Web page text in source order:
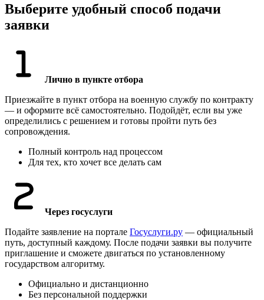
Выберите удобный способ подачи
заявки
Лично в пункте отбора
Приезжайте в пункт отбора на военную службу по контракту
— и оформите всё самостоятельно. Подойдёт, если вы уже
определились с решением и готовы пройти путь без
сопровождения.
Полный контроль над процессом
Для тех, кто хочет все делать сам
Через госуслуги
Подайте заявление на портале Госуслуги.ру — официальный
путь, доступный каждому. После подачи заявки вы получите
приглашение и сможете двигаться по установленному
государством алгоритму.
Официально и дистанционно
Без персональной поддержки